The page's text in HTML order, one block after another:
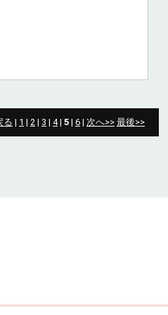
る | 1 | 2 | 3 | 4| 5 | 6 | 次へ>> 最後>>